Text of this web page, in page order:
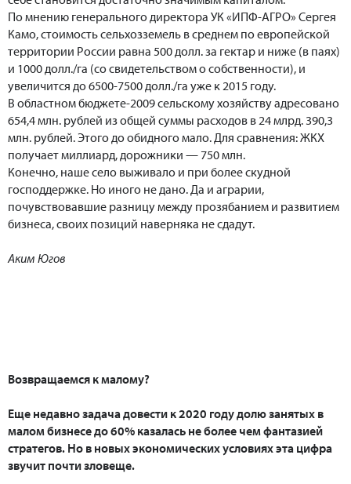
По мнению генерального директора УК «ИПФ-АГРО» Сергея
Камо, стоимость сельхозземель в среднем по европейской
территории России равна 500 долл. за гектар и ниже (в паях)
и 1000 долл./га (со свидетельством о собственности), и
увеличится до 6500-7500 долл./га уже к 2015 году.
В областном бюджете-2009 сельскому хозяйству адресовано
654,4 млн. рублей из общей суммы расходов в 24 млрд. 390,3
млн. рублей. Этого до обидного мало. Для сравнения: ЖКХ
получает миллиард, дорожники — 750 млн.
Конечно, наше село выживало и при более скудной
господдержке. Но иного не дано. Да и аграрии,
почувствовавшие разницу между прозябанием и развитием
бизнеса, своих позиций наверняка не сдадут.
Аким Югов
Возвращаемся к малому?
Еще недавно задача довести к 2020 году долю занятых в
малом бизнесе до 60% казалась не более чем фантазией
стратегов. Но в новых экономических условиях эта цифра
звучит почти зловеще.